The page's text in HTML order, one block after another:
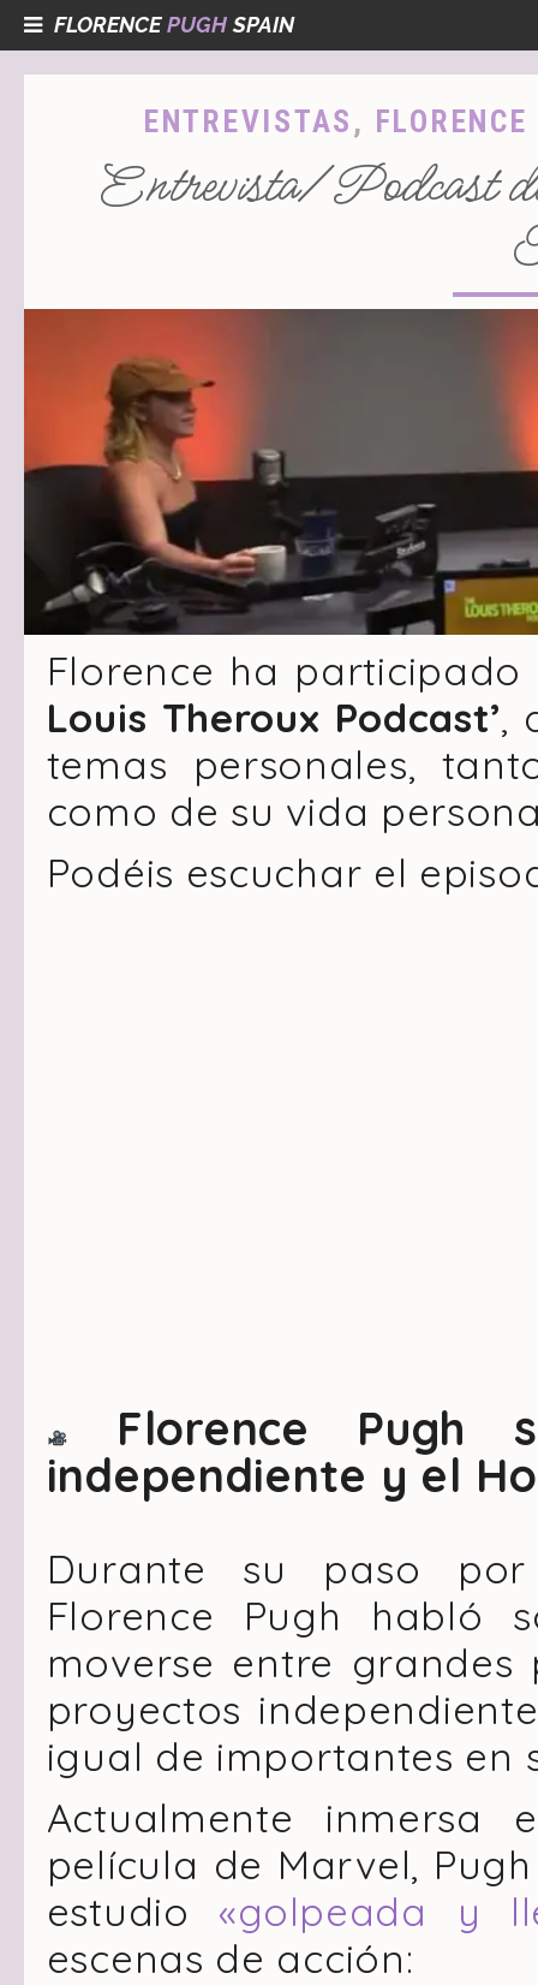
FLORENCE PUGH SPAIN
ENTREVISTAS ,
Entrevista/Podcast
Florence ha
Louis Theroux Podcast’,
temas personales,
como de su vida
Podéis escuchar el
Florence Pugh
independiente y el
Durante su paso
Florence Pugh habló
moverse entre
proyectos
igual de importantes en
Actualmente
película de Marvel,
estudio «golpeada y
escenas de acción: